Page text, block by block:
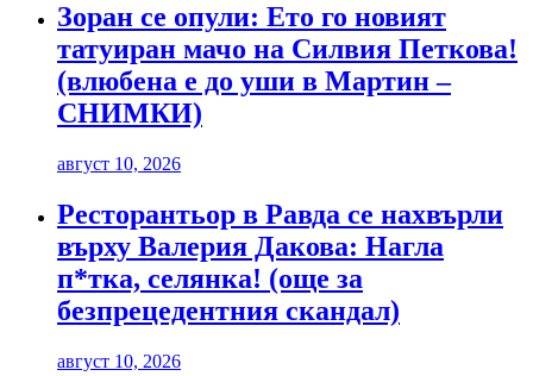
Зоран се опули: Ето го новият
татуиран мачо на Силвия Петкова!
(влюбена е до уши в Мартин –
СНИМКИ)
август 10, 2026
Ресторантьор в Равда се нахвърли
върху Валерия Дакова: Нагла
п*тка, селянка! (още за
безпрецедентния скандал)
август 10, 2026